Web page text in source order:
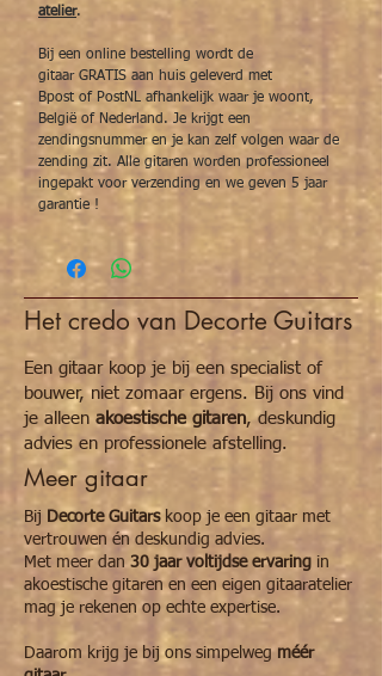
atelier.
Bij een online bestelling wordt de
gitaar GRATIS aan huis geleverd met
Bpost of PostNL afhankelijk waar je woont,
België of Nederland. Je krijgt een
zendingsnummer en je kan zelf volgen waar de
zending zit. Alle gitaren worden professioneel
ingepakt voor verzending en we geven 5 jaar
garantie !
Het credo van Decorte Guitars
Een gitaar koop je bij een specialist of
bouwer, niet zomaar ergens. Bij ons vind
je alleen akoestische gitaren, deskundig
advies en professionele afstelling.
Meer gitaar
Bij Decorte Guitarskoop je een gitaar met
vertrouwen én deskundig advies.
Met meer dan 30 jaar voltijdse ervaring in
akoestische gitaren en een eigen gitaaratelier
mag je rekenen op echte expertise.
Daarom krijg je bij ons simpelweg méér